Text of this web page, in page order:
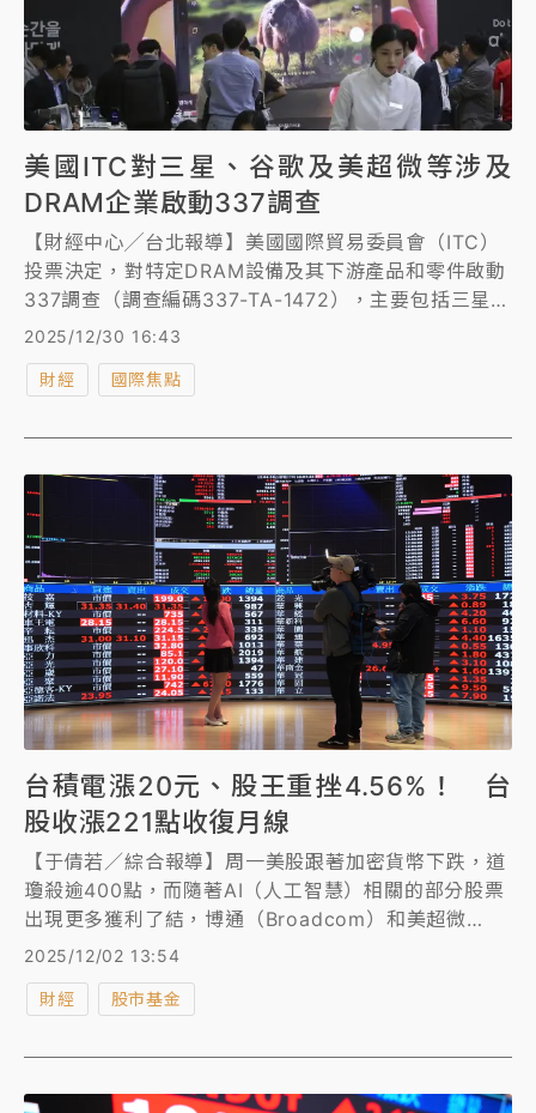
美國ITC對三星、谷歌及美超微等涉及
DRAM企業啟動337調查
【財經中心╱台北報導】美國國際貿易委員會（ITC）
投票決定，對特定DRAM設備及其下游產品和零件啟動
337調查（調查編碼337-TA-1472），主要包括三星電
子、三星半導體、谷歌、美超微電腦。
2025/12/30 16:43
財經 國際焦點
台積電漲20元、股王重挫4.56%！ 台
股收漲221點收復月線
【于倩若／綜合報導】周一美股跟著加密貨幣下跌，道
瓊殺逾400點，而隨著AI（人工智慧）相關的部分股票
出現更多獲利了結，博通（Broadcom）和美超微
（Super Micro Computer）分別下跌超過4%和1%，
2025/12/02 13:54
財經 股市基金